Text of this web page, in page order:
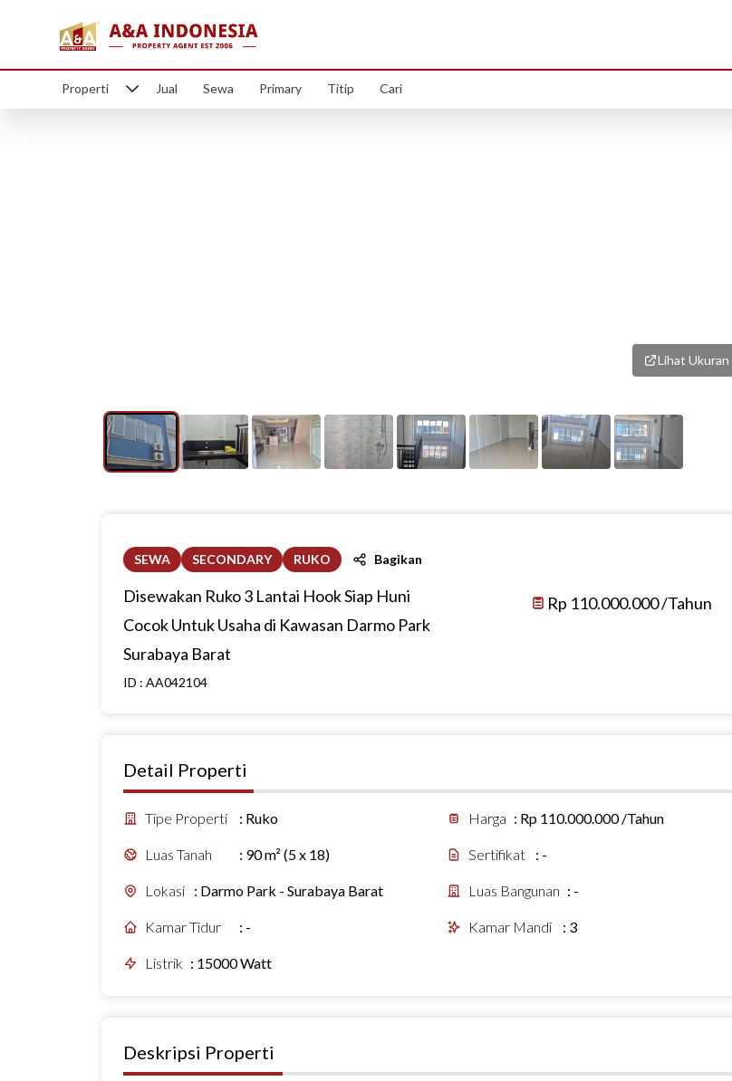
Properti Jual Sewa Primary Titip Cari
Lihat Ukuran
SEWA SECONDARY RUKO Bagikan
Disewakan Ruko 3 Lantai Hook Siap Huni
Cocok Untuk Usaha di Kawasan Darmo Park
Surabaya Barat
Rp 110.000.000 /Tahun
ID : AA042104
Detail Properti
Tipe Properti : Ruko Harga : Rp 110.000.000 /Tahun
Luas Tanah : 90 m² (5 x 18) Sertifikat : -
Lokasi : Darmo Park - Surabaya Barat Luas Bangunan : -
Kamar Tidur : - Kamar Mandi : 3
Listrik : 15000 Watt
Deskripsi Properti